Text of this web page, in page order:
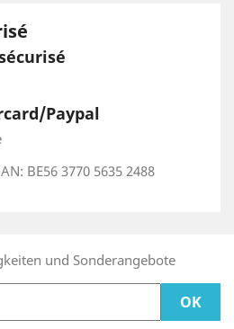
Paypal
BE56 3770 5635 2488
und Sonderangebote